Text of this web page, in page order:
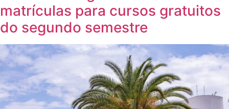
matrículas para cursos gratuitos
do segundo semestre